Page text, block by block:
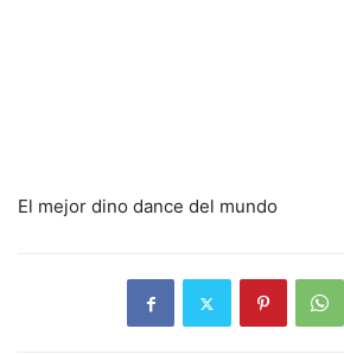
El mejor dino dance del mundo